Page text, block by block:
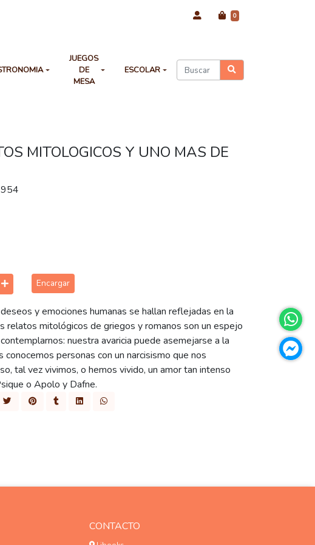
0
JUEGOS
DE
MESA
ESCOLAR
MITOLOGICOS Y UNO MAS DE
Encargar
y emociones humanas se hallan reflejadas en la
relatos mitológicos de griegos y romanos son un espejo
nuestra avaricia puede asemejarse a la
conocemos personas con un narcisismo que nos
tal vez vivimos, o hemos vivido, un amor tan intenso
o Apolo y Dafne.
CONTACTO